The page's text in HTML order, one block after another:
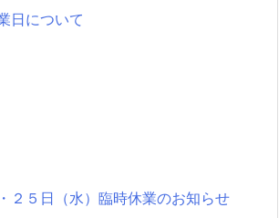
日について
２５日（水）臨時休業のお知らせ